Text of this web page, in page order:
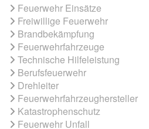
Feuerwehr Einsätze
Freiwillige Feuerwehr
Brandbekämpfung
Feuerwehrfahrzeuge
Technische Hilfeleistung
Berufsfeuerwehr
Drehleiter
Feuerwehrfahrzeughersteller
Katastrophenschutz
Feuerwehr Unfall